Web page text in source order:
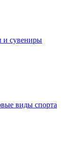
и сувениры
виды спорта